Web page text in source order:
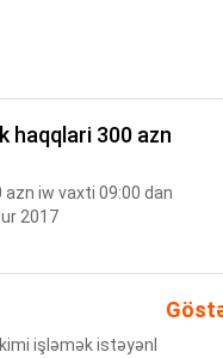
iw vaxti 09:00 dan
2017
işləmək istəyənl